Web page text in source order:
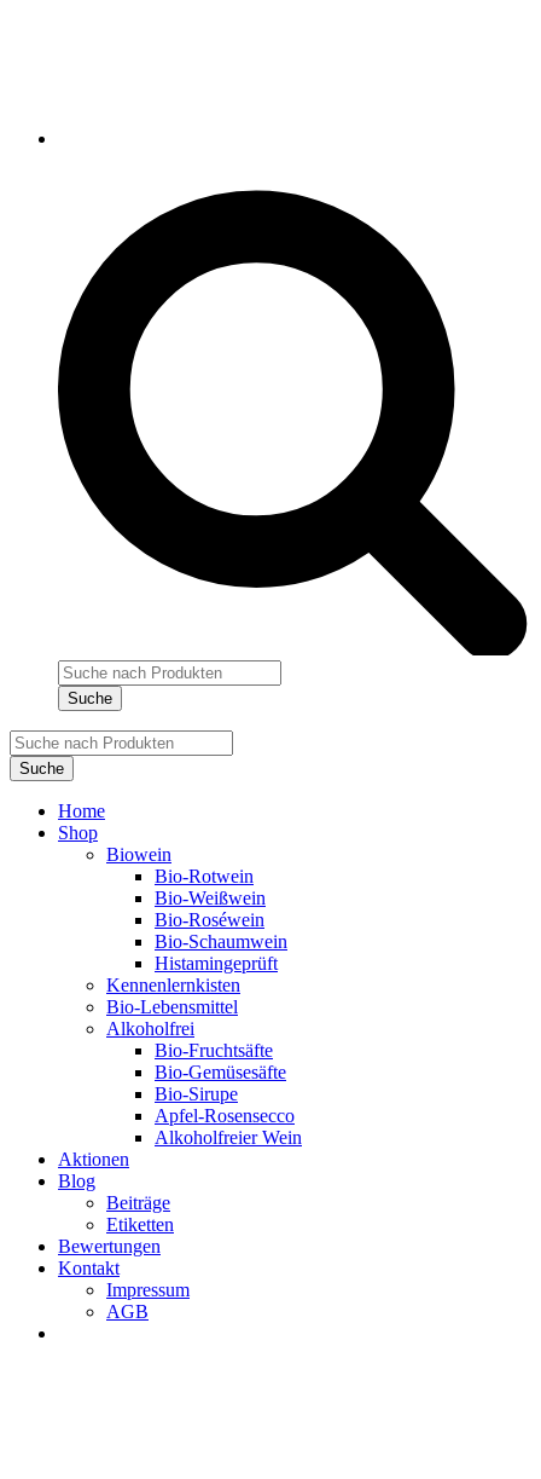
Products
search
Suche
Products
search
Suche
Home
Shop
Biowein
Bio-Rotwein
Bio-Weißwein
Bio-Roséwein
Bio-Schaumwein
Histamingeprüft
Kennenlernkisten
Bio-Lebensmittel
Alkoholfrei
Bio-Fruchtsäfte
Bio-Gemüsesäfte
Bio-Sirupe
Apfel-Rosensecco
Alkoholfreier Wein
Aktionen
Blog
Beiträge
Etiketten
Bewertungen
Kontakt
Impressum
AGB